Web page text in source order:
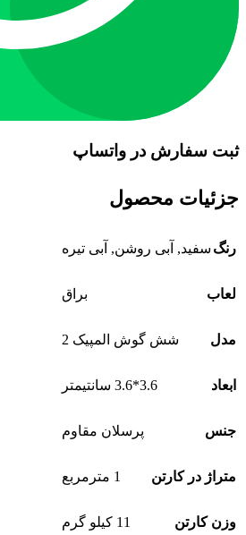
ثبت سفارش در واتساپ
جزئیات محصول
رنگ سفید, آبی روشن, آبی تیره
لعاب براق
مدل شش گوش المپیک 2
ابعاد 3.6*3.6 سانتیمتر
جنس پرسلان مقاوم
متراژ در کارتن 1 مترمربع
وزن کارتن 11 کیلو گرم